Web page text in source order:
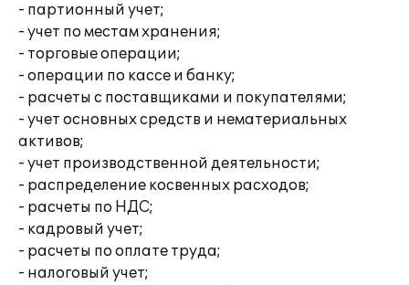
- партионный учет;
- учет по местам хранения;
- торговые операции;
- операции по кассе и банку;
- расчеты с поставщиками и покупателями;
- учет основных средств и нематериальных
активов;
- учет производственной деятельности;
- распределение косвенных расходов;
- расчеты по НДС;
- кадровый учет;
- расчеты по оплате труда;
- налоговый учет;